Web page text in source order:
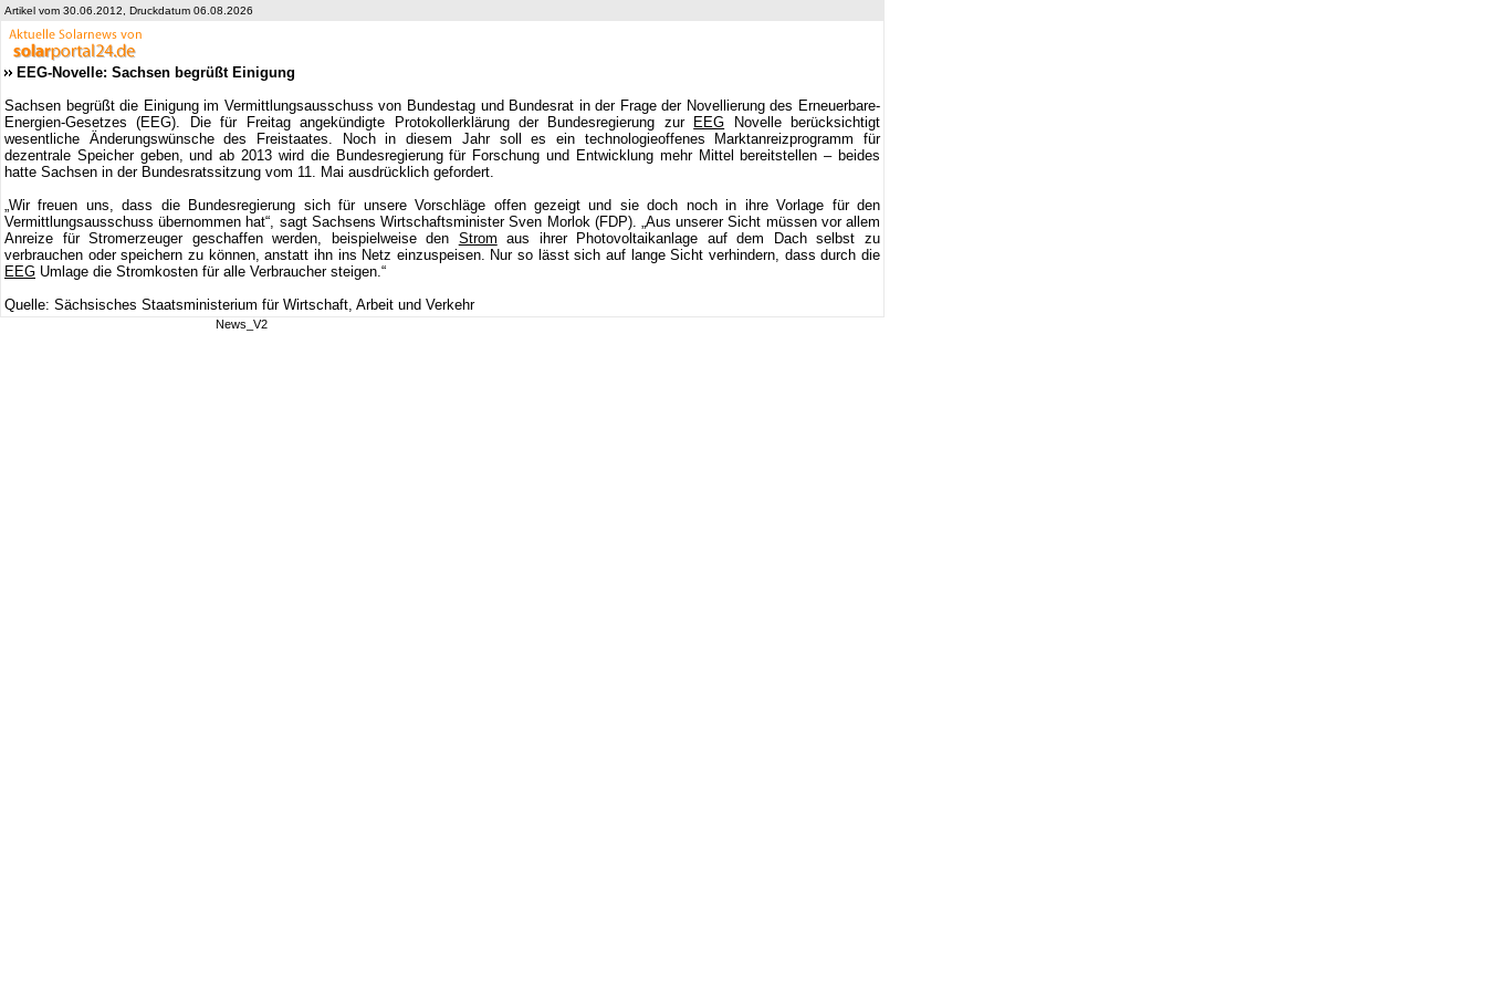
Artikel vom 30.06.2012, Druckdatum 06.08.2026
EEG-Novelle: Sachsen begrüßt Einigung
Sachsen begrüßt die Einigung im Vermittlungsausschuss von Bundestag und Bundesrat in der Frage der Novellierung des Erneuerbare-
Energien-Gesetzes (EEG). Die für Freitag angekündigte Protokollerklärung der Bundesregierung zur EEG Novelle berücksichtigt
wesentliche Änderungswünsche des Freistaates. Noch in diesem Jahr soll es ein technologieoffenes Marktanreizprogramm für
dezentrale Speicher geben, und ab 2013 wird die Bundesregierung für Forschung und Entwicklung mehr Mittel bereitstellen – beides
hatte Sachsen in der Bundesratssitzung vom 11. Mai ausdrücklich gefordert.
„Wir freuen uns, dass die Bundesregierung sich für unsere Vorschläge offen gezeigt und sie doch noch in ihre Vorlage für den
Vermittlungsausschuss übernommen hat“, sagt Sachsens Wirtschaftsminister Sven Morlok (FDP). „Aus unserer Sicht müssen vor allem
Anreize für Stromerzeuger geschaffen werden, beispielweise den Strom aus ihrer Photovoltaikanlage auf dem Dach selbst zu
verbrauchen oder speichern zu können, anstatt ihn ins Netz einzuspeisen. Nur so lässt sich auf lange Sicht verhindern, dass durch die
EEG Umlage die Stromkosten für alle Verbraucher steigen.“
Quelle: Sächsisches Staatsministerium für Wirtschaft, Arbeit und Verkehr
News_V2